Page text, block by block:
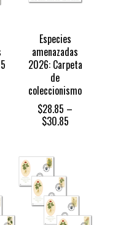
Especies
amenazadas
2026: Carpeta
de
coleccionismo
$28.85 –
$30.85Price